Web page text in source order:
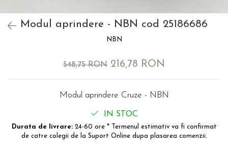
TIGRA-B 2004-2009
ZAFIRA
prezent
VITARA 2015-prezent
VITARA Hybrid 48V 2020-prezent
VITARA Strong Hybrid 140V 2022-
Modul aprindere - NBN cod 25186686
NBN
548,75 RON 216,78 RON
Modul aprindere Cruze - NBN
IN STOC
Durata de livrare:24-60 ore * Termenul estimativ va fi confirmat
de catre colegii de la Suport Online dupa plasarea comenzii.